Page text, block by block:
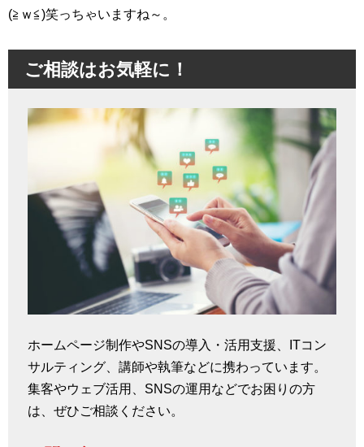
(≧ｗ≦)笑っちゃいますね～。
ご相談はお気軽に！
ホームページ制作やSNSの導入・活用支援、ITコン
サルティング、講師や執筆などに携わっています。
集客やウェブ活用、SNSの運用などでお困りの方
は、ぜひご相談ください。